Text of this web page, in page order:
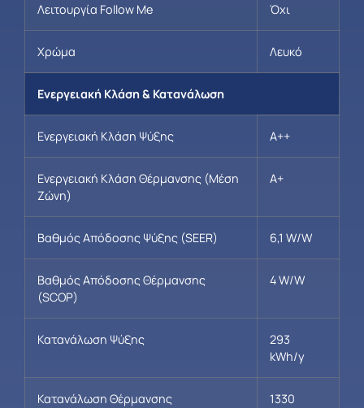
Λειτουργία Follow Me Όχι
Χρώμα Λευκό
Ενεργειακή Κλάση & Κατανάλωση
Ενεργειακή Κλάση Ψύξης A++
Ενεργειακή Κλάση Θέρμανσης (Μέση
Ζώνη)
A+
Βαθμός Απόδοσης Ψύξης (SEER) 6,1 W/W
Βαθμός Απόδοσης Θέρμανσης
(SCOP)
4 W/W
Κατανάλωση Ψύξης
293
kWh/y
Κατανάλωση Θέρμανσης
1330